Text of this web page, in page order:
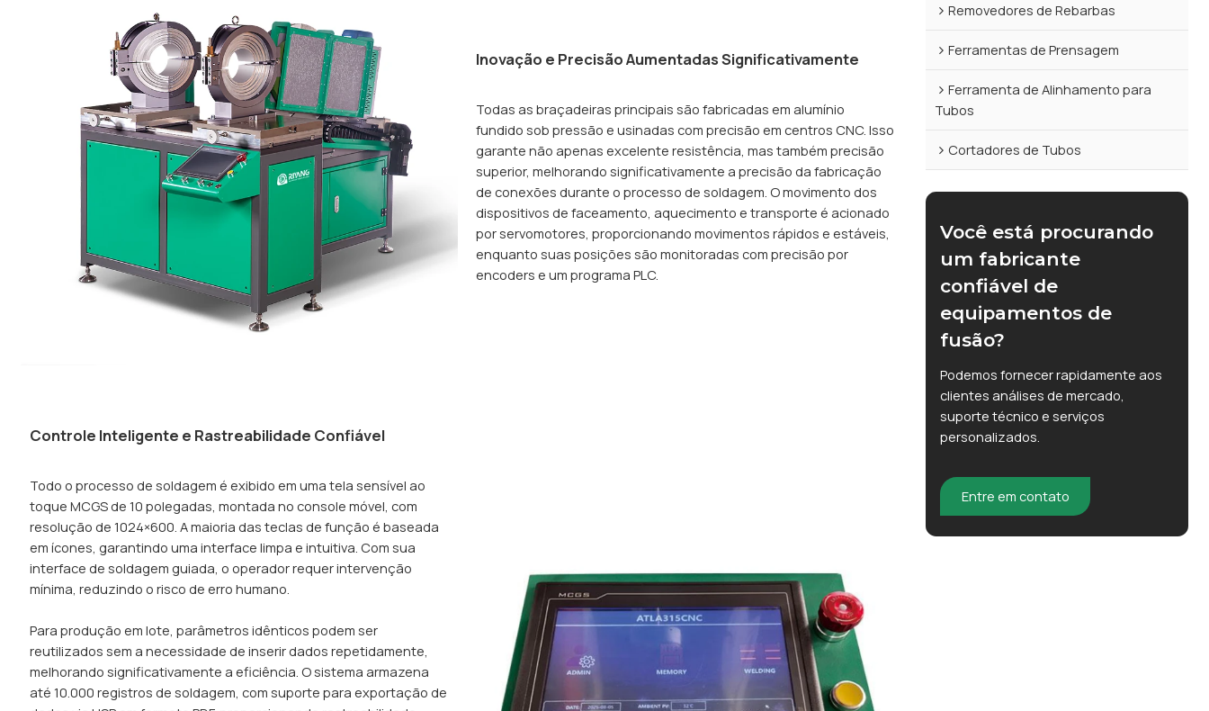
Inovação e Precisão Aumentadas Significativamente
Todas as braçadeiras principais são fabricadas em alumínio
fundido sob pressão e usinadas com precisão em centros CNC. Isso
garante não apenas excelente resistência, mas também precisão
superior, melhorando significativamente a precisão da fabricação
de conexões durante o processo de soldagem. O movimento dos
dispositivos de faceamento, aquecimento e transporte é acionado
por servomotores, proporcionando movimentos rápidos e estáveis,
enquanto suas posições são monitoradas com precisão por
encoders e um programa PLC.
Controle Inteligente e Rastreabilidade Confiável
Todo o processo de soldagem é exibido em uma tela sensível ao
toque MCGS de 10 polegadas, montada no console móvel, com
resolução de 1024×600. A maioria das teclas de função é baseada
em ícones, garantindo uma interface limpa e intuitiva. Com sua
interface de soldagem guiada, o operador requer intervenção
mínima, reduzindo o risco de erro humano.
Para produção em lote, parâmetros idênticos podem ser
reutilizados sem a necessidade de inserir dados repetidamente,
melhorando significativamente a eficiência. O sistema armazena
até 10.000 registros de soldagem, com suporte para exportação de
Removedores de Rebarbas
Ferramentas de Prensagem
Ferramenta de Alinhamento para
Tubos
Cortadores de Tubos
Você está procurando
um fabricante
confiável de
equipamentos de
fusão?
Podemos fornecer rapidamente aos
clientes análises de mercado,
suporte técnico e serviços
personalizados.
Entre em contato